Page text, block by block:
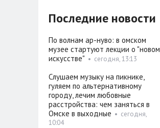
Последние новости
По волнам ар-нуво: в омском
музее стартуют лекции о "новом
искусстве" • сегодня, 13:13
Слушаем музыку на пикнике,
гуляем по альтернативному
городу, лечим любовные
расстройства: чем заняться в
Омске в выходные • сегодня,
10:04